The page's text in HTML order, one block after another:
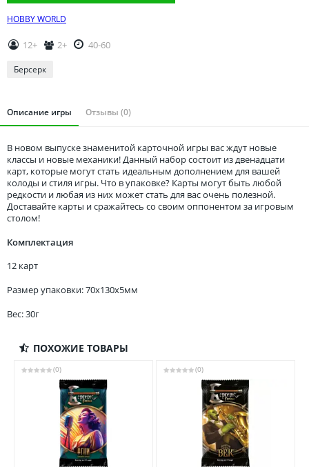
Томская область
Тюменская область
Удмуртия
HOBBY WORLD
12+ 2+ 40-60
Берсерк
Описание игры Отзывы (0)
В новом выпуске знаменитой карточной игры вас ждут новые
классы и новые механики! Данный набор состоит из двенадцати
карт, которые могут стать идеальным дополнением для вашей
колоды и стиля игры. Что в упаковке? Карты могут быть любой
редкости и любая из них может стать для вас очень полезной.
Доставайте карты и сражайтесь со своим оппонентом за игровым
столом!
Комплектация
12 карт
Размер упаковки: 70x130x5мм
Вес: 30г
ПОХОЖИЕ ТОВАРЫ
(0) (0)